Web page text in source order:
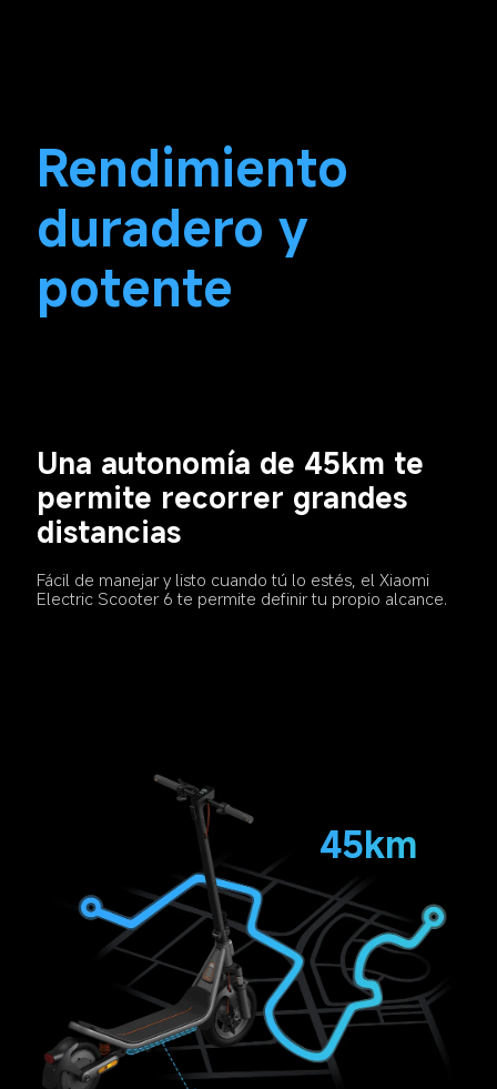
Rendimiento
duradero y
potente
Una autonomía de 45km te
permite recorrer grandes
distancias
Fácil de manejar y listo cuando tú lo estés, el Xiaomi
Electric Scooter 6 te permite definir tu propio alcance.
45km